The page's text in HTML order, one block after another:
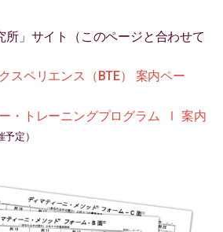
所」サイト（このページと合わせて
スペリエンス（BTE） 案内ペー
・トレーニングプログラム Ⅰ 案内
定）